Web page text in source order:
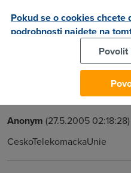
Anonym(26.5.2005 19:38:58)
CTu je dcerinna firma
dominantni postaveni na
vydelku CTc ve forme
Anonym (27.5.2005 02:18:28)
CeskoTelekomackaUnie
Pokud se o cookies chcete
podrobnosti najdete na
Povolit